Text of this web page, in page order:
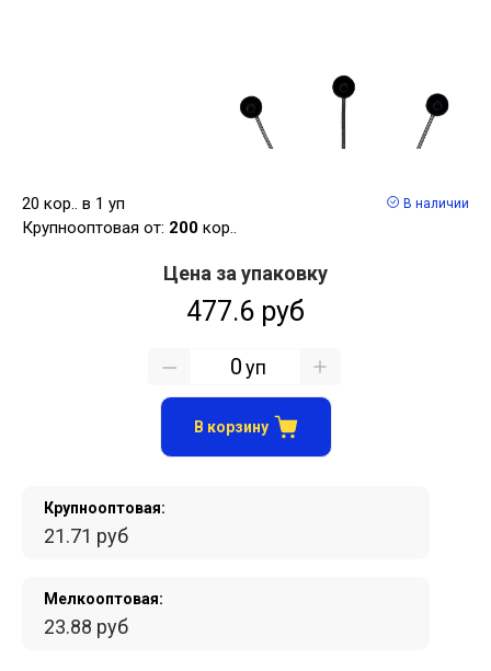
20 кор.. в 1 уп
Крупнооптовая от: 200 кор..
В наличии
Крупнооптовая:
21.71 руб
Мелкооптовая:
23.88 руб
Цена за упаковку
477.6 руб
уп
В корзину